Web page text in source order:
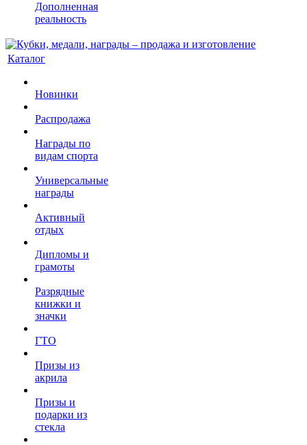
Дополненная
реальность
Каталог
Новинки
Распродажа
Награды по
видам спорта
Универсальные
награды
Активный
отдых
Дипломы и
грамоты
Разрядные
книжки и
значки
ГТО
Призы из
акрила
Призы и
подарки из
стекла